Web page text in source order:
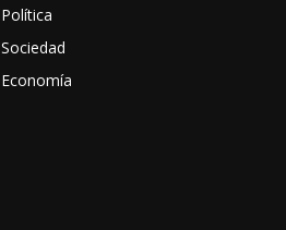
Política
Sociedad
Economía